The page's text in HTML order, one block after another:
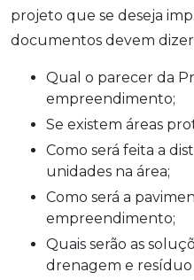
projeto que se deseja
documentos devem
Qual o parecer da Prefeitura sobre o
empreendimento;
Se existem áreas
Como será feita a distribuição de lotes ou
unidades na área;
Como será a pavimentação das ruas do
empreendimento;
Quais serão as soluções para água, esgoto,
drenagem e